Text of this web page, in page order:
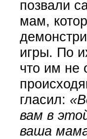
позвали
мам,
игры. По
что им не
гласил:
вам в
ваша